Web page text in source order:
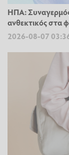
ΗΠΑ:
ανθεκτικός στα
2026-08-07